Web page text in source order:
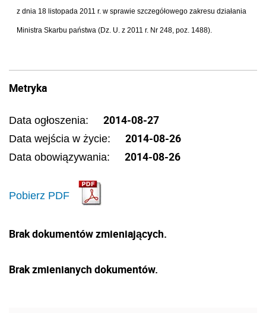
z dnia 18 listopada 2011 r. w sprawie szczegółowego zakresu działania
Ministra Skarbu państwa (Dz. U. z 2011 r. Nr 248, poz. 1488).
Metryka
Data ogłoszenia: 2014-08-27
Data wejścia w życie: 2014-08-26
Data obowiązywania: 2014-08-26
Pobierz PDF
Brak dokumentów zmieniających.
Brak zmienianych dokumentów.